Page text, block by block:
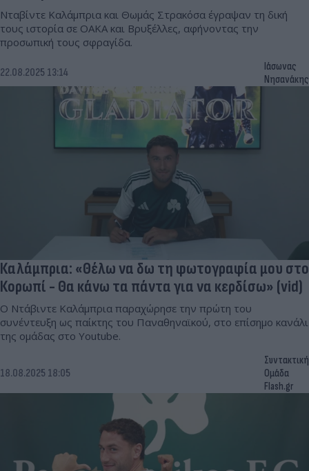
Νταβίντε Καλάμπρια και Θωμάς Στρακόσα έγραψαν τη δική
τους ιστορία σε ΟΑΚΑ και Βρυξέλλες, αφήνοντας την
προσωπική τους σφραγίδα.
22.08.2025 13:14
Ιάσωνας
Νησανάκης
Καλάμπρια: «Θέλω να δω τη φωτογραφία μου στο
Κορωπί - Θα κάνω τα πάντα για να κερδίσω» (vid)
Ο Ντάβιντε Καλάμπρια παραχώρησε την πρώτη του
συνέντευξη ως παίκτης του Παναθηναϊκού, στο επίσημο κανάλι
της ομάδας στο Youtube.
18.08.2025 18:05
Συντακτική
Ομάδα
Flash.gr